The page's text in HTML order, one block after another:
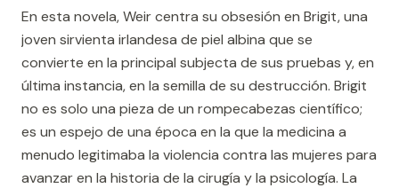
En esta novela, Weir centra su obsesión en Brigit, una
joven sirvienta irlandesa de piel albina que se
convierte en la principal subjecta de sus pruebas y, en
última instancia, en la semilla de su destrucción. Brigit
no es solo una pieza de un rompecabezas científico;
es un espejo de una época en la que la medicina a
menudo legitimaba la violencia contra las mujeres para
avanzar en la historia de la cirugía y la psicología. La